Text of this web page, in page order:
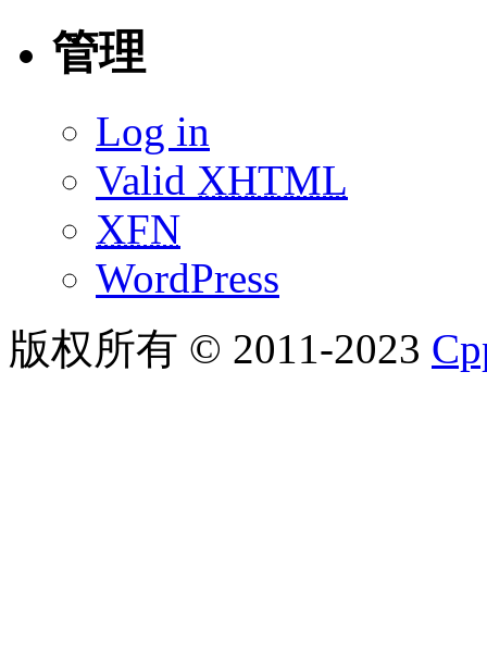
管理
Log in
Valid XHTML
XFN
WordPress
版权所有 © 2011-2023